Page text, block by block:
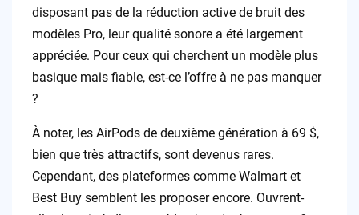
disposant pas de la réduction active de bruit des
modèles Pro, leur qualité sonore a été largement
appréciée. Pour ceux qui cherchent un modèle plus
basique mais fiable, est-ce l’offre à ne pas manquer
?
À noter, les AirPods de deuxième génération à 69 $,
bien que très attractifs, sont devenus rares.
Cependant, des plateformes comme Walmart et
Best Buy semblent les proposer encore. Ouvrent-